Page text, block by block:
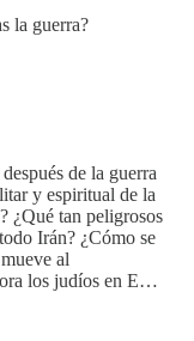
la guerra?
de la guerra
y espiritual de la
¿Qué tan peligrosos
Irán? ¿Cómo se
al
los judíos en E…